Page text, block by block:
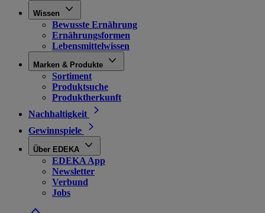
Wissen
Bewusste Ernährung
Ernährungsformen
Lebensmittelwissen
Marken & Produkte
Sortiment
Produktsuche
Produktherkunft
Nachhaltigkeit
Gewinnspiele
Über EDEKA
EDEKA App
Newsletter
Verbund
Jobs